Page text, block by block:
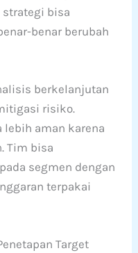
strategi bisa
benar berubah
berkelanjutan
risiko.
lebih aman karena
Tim bisa
segmen dengan
terpakai
Target